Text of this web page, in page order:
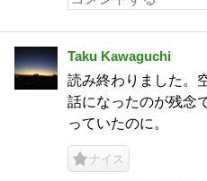
Taku Kawaguchi
読み終わりました。
話になったのが残念
っていたのに。
ナイス